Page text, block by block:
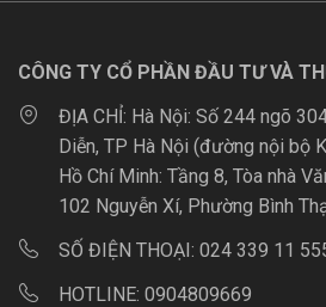
CÔNG TY CỔ PHẦN ĐẦU TƯ VÀ
ĐỊA CHỈ: Hà Nội: Số 244 ngõ
Diễn, TP Hà Nội (đường nội bộ
Hồ Chí Minh: Tầng 8, Tòa nhà
102 Nguyễn Xí, Phường Bình
SỐ ĐIỆN THOẠI: 024 339 11
HOTLINE: 0904809669